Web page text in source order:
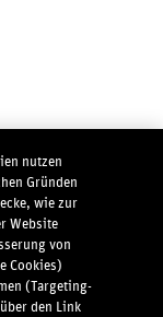
nutzen
Gründen
wie zur
Website
von
Cookies)
(Targeting-
den Link